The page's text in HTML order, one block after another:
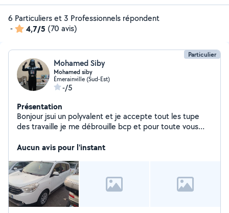
6 Particuliers et 3 Professionnels répondent
-
4,7/5 (70 avis)
Particulier
Mohamed Siby
Mohamed siby
Émerainville (Sud-Est)
-/5
Présentation
Bonjour jsui un polyvalent et je accepte tout les tupe
des travaille je me débrouille bcp et pour toute vous
Aucun avis pour l'instant